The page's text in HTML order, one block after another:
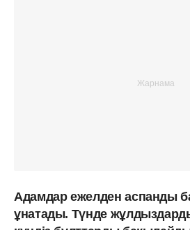
Адамдар ежелден аспанды
ұнатады. Түнде